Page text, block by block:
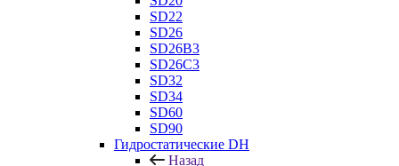
SD22
SD26
SD26B3
SD26C3
SD32
SD34
SD60
SD90
Гидростатические DH
Назад